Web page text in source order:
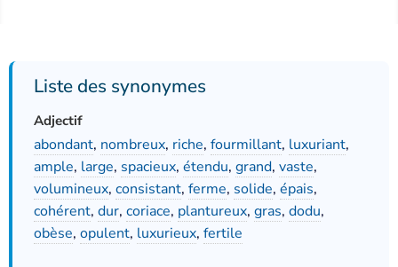
Liste des synonymes
Adjectif
abondant, nombreux, riche, fourmillant, luxuriant,
ample, large, spacieux, étendu, grand, vaste,
volumineux, consistant, ferme, solide, épais,
cohérent, dur, coriace, plantureux, gras, dodu,
obèse, opulent, luxurieux, fertile